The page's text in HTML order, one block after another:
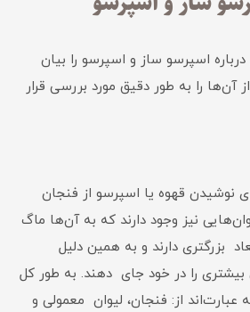
رایج درباره اسپرسو ساز و اسپرسو را بیان
آن‌ها را به طور دقیق مورد بررسی قرار
نوشیدن قهوه یا اسپرسو از فنجان
نیز وجود دارند که به آن‌ها ماگ
بزرگتری دارند و به همین دلیل
را در خود جای دهند. به طور کل
عبارت‌اند از: فنجان، لیوان معمولی و